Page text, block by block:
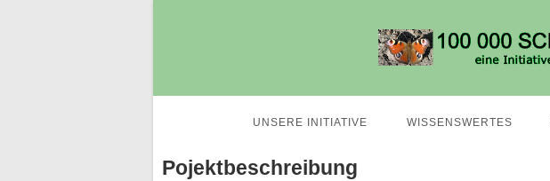
UNSERE INITIATIVE WISSENSWERTES
Pojektbeschreibung